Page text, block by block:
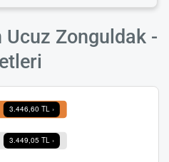
Ucuz Zonguldak -